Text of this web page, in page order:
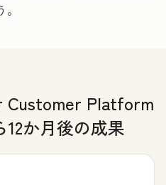
Platform
か月後の成果